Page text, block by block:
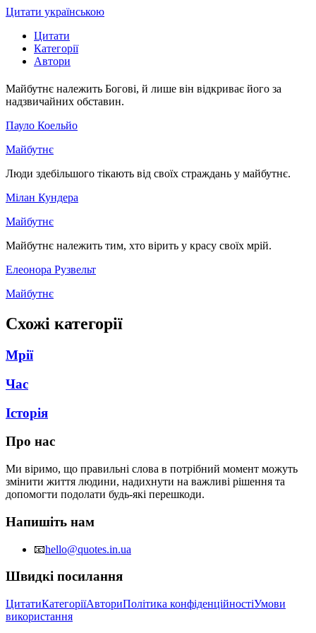
Цитати українською
Цитати
Категорії
Автори
Майбутнє належить Богові, й лише він відкриває його за
надзвичайних обставин.
Пауло Коельйо
Майбутнє
Люди здебільшого тікають від своїх страждань у майбутнє.
Мілан Кундера
Майбутнє
Майбутнє належить тим, хто вірить у красу своїх мрій.
Елеонора Рузвельт
Майбутнє
Схожі категорії
Мрії
Час
Історія
Про нас
Ми віримо, що правильні слова в потрібний момент можуть
змінити життя людини, надихнути на важливі рішення та
допомогти подолати будь-які перешкоди.
Напишіть нам
📧hello@quotes.in.ua
Швидкі посилання
ЦитатиКатегоріїАвториПолітика конфіденційностіУмови
використання